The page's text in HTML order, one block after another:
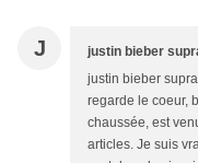
J justin bieber
justin bieber
regarde le coeur,
chaussée, est
articles. Je suis